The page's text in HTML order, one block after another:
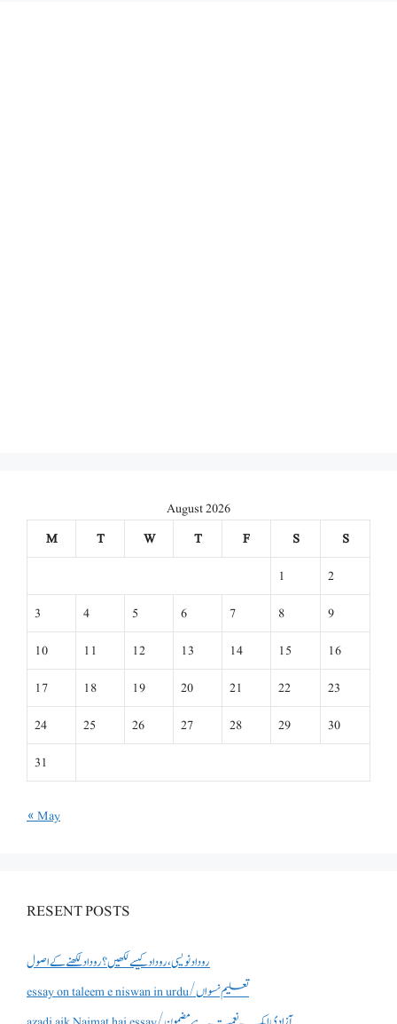
August 2026
M
T W T F S
S
1
2
3
4 5 6 7 8
9
10
11 12 13 14 15
16
17
18 19 20 21 22
23
24
25 26 27 28 29
30
31
« May
RESENT POSTS
روداد نویسی ،روداد کیسے لکھیں؟ روداد لکھنے کے اصول
essay on taleem e niswan in urdu/تعلیم نسواں